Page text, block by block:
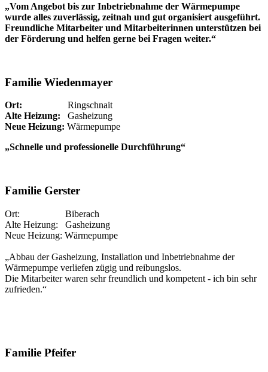
„Vom Angebot bis zur Inbetriebnahme der Wärmepumpe
wurde alles zuverlässig, zeitnah und gut organisiert ausgeführt.
Freundliche Mitarbeiter und Mitarbeiterinnen unterstützen bei
der Förderung und helfen gerne bei Fragen weiter.“
Familie Wiedenmayer
Ort: Ringschnait
Alte Heizung: Gasheizung
Neue Heizung: Wärmepumpe
„Schnelle und professionelle Durchführung“
Familie Gerster
Ort: Biberach
Alte Heizung: Gasheizung
Neue Heizung: Wärmepumpe
„Abbau der Gasheizung, Installation und Inbetriebnahme der
Wärmepumpe verliefen zügig und reibungslos.
Die Mitarbeiter waren sehr freundlich und kompetent - ich bin sehr
zufrieden.“
Familie Pfeifer